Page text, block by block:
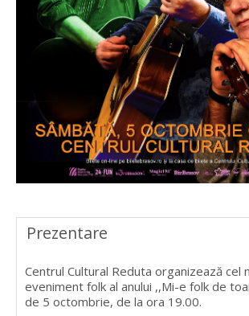
Prezentare
Centrul Cultural Reduta organizează cel
eveniment folk al anului ,,Mi-e folk de
de 5 octombrie, de la ora 19.00.